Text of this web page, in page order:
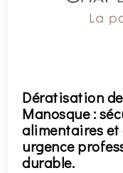
Dératisation
Manosque :
alimentaires
urgence
durable.